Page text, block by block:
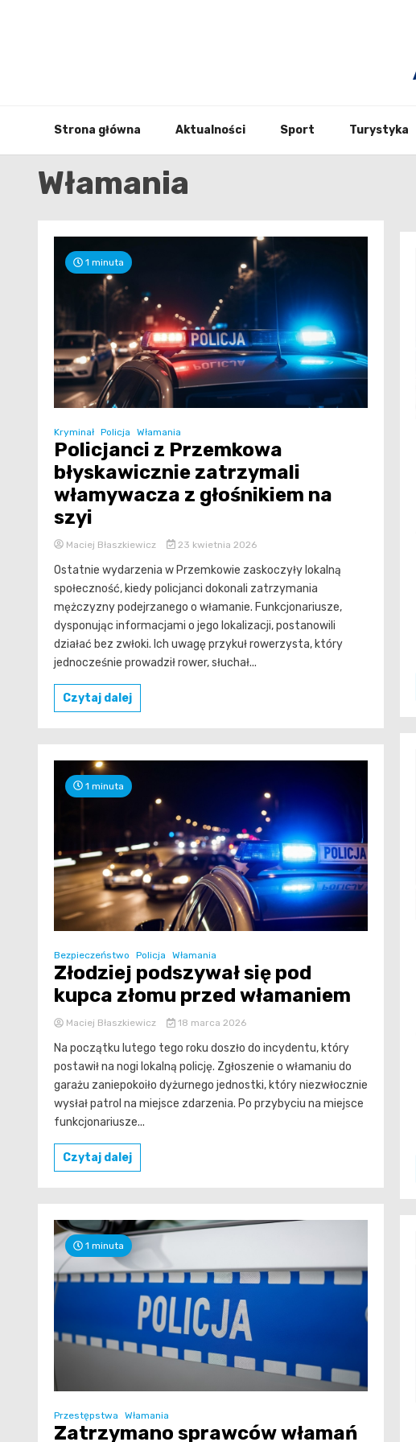
Strona główna Aktualności Sport Turystyka
Włamania
1 minuta
Kryminał Policja Włamania
Policjanci z Przemkowa
błyskawicznie zatrzymali
włamywacza z głośnikiem na
szyi
Maciej Błaszkiewicz 23 kwietnia 2026
Ostatnie wydarzenia w Przemkowie zaskoczyły lokalną
społeczność, kiedy policjanci dokonali zatrzymania
mężczyzny podejrzanego o włamanie. Funkcjonariusze,
dysponując informacjami o jego lokalizacji, postanowili
działać bez zwłoki. Ich uwagę przykuł rowerzysta, który
jednocześnie prowadził rower, słuchał...
Czytaj dalej
1 minuta
Bezpieczeństwo Policja Włamania
Złodziej podszywał się pod
kupca złomu przed włamaniem
Maciej Błaszkiewicz 18 marca 2026
Na początku lutego tego roku doszło do incydentu, który
postawił na nogi lokalną policję. Zgłoszenie o włamaniu do
garażu zaniepokoiło dyżurnego jednostki, który niezwłocznie
wysłał patrol na miejsce zdarzenia. Po przybyciu na miejsce
funkcjonariusze...
Czytaj dalej
1 minuta
Przestępstwa Włamania
Zatrzymano sprawców włamań